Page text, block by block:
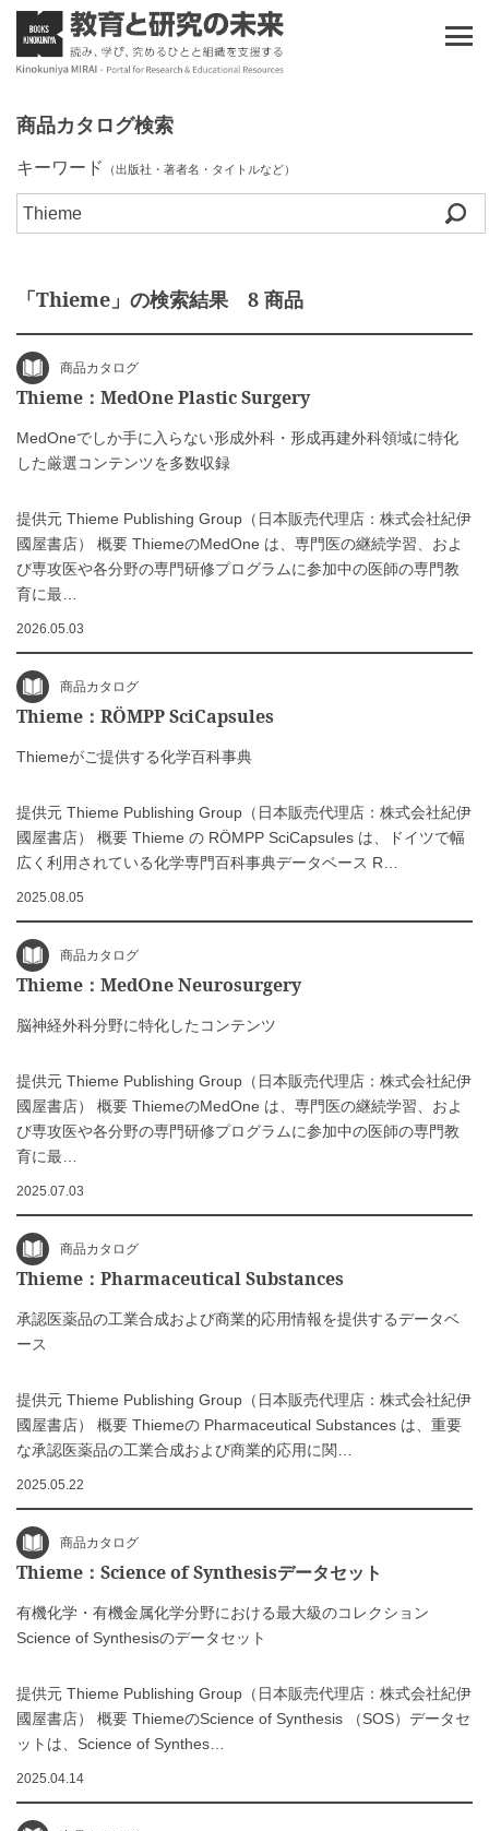
商品カタログ検索
キーワード （出版社・著者名・タイトルなど）
「Thieme」の検索結果 8 商品
商品カタログ
Thieme：MedOne Plastic Surgery
MedOneでしか手に入らない形成外科・形成再建外科領域に特化
した厳選コンテンツを多数収録
提供元 Thieme Publishing Group（日本販売代理店：株式会社紀伊
國屋書店） 概要 ThiemeのMedOne は、専門医の継続学習、およ
び専攻医や各分野の専門研修プログラムに参加中の医師の専門教
育に最…
2026.05.03
商品カタログ
Thieme：RÖMPP SciCapsules
Thiemeがご提供する化学百科事典
提供元 Thieme Publishing Group（日本販売代理店：株式会社紀伊
國屋書店） 概要 Thieme の RÖMPP SciCapsules は、ドイツで幅
広く利用されている化学専門百科事典データベース R…
2025.08.05
商品カタログ
Thieme：MedOne Neurosurgery
脳神経外科分野に特化したコンテンツ
提供元 Thieme Publishing Group（日本販売代理店：株式会社紀伊
國屋書店） 概要 ThiemeのMedOne は、専門医の継続学習、およ
び専攻医や各分野の専門研修プログラムに参加中の医師の専門教
育に最…
2025.07.03
商品カタログ
Thieme：Pharmaceutical Substances
承認医薬品の工業合成および商業的応用情報を提供するデータベ
ース
提供元 Thieme Publishing Group（日本販売代理店：株式会社紀伊
國屋書店） 概要 Thiemeの Pharmaceutical Substances は、重要
な承認医薬品の工業合成および商業的応用に関…
2025.05.22
商品カタログ
Thieme：Science of Synthesisデータセット
有機化学・有機金属化学分野における最大級のコレクション
Science of Synthesisのデータセット
提供元 Thieme Publishing Group（日本販売代理店：株式会社紀伊
國屋書店） 概要 ThiemeのScience of Synthesis （SOS）データセ
ットは、Science of Synthes…
2025.04.14